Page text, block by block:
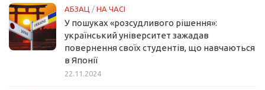
АБЗАЦ / НА ЧАСІ
У пошуках «розсудливого рішення»:
український університет зажадав
повернення своїх студентів, що навчаються
в Японії
22.11.2024